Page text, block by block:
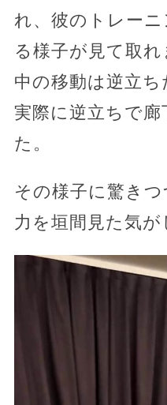
れ、彼のトレー
る様子が見て取
中の移動は逆立ち
実際に逆立ちで
た。
その様子に驚き
力を垣間見た気が